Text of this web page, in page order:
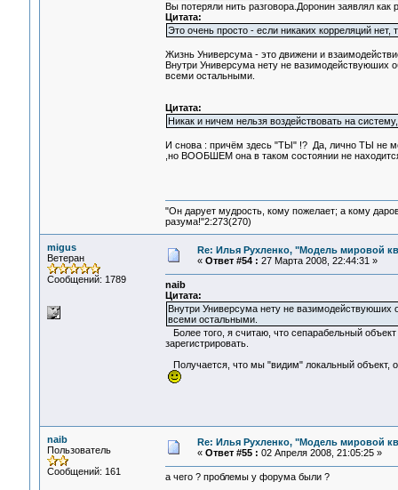
Вы потеряли нить разговора.Доронин заявлял
Цитата:
Это очень просто - если никаких корреляций
Жизнь Универсума - это движени и
Внутри Универсума нету не вазимодействуюших
всеми остальными.
Цитата:
Никак и ничем нельзя воздействовать на
И снова : причём здесь "ТЫ" !? Да, лично ТЫ не
,но ВООБШЕМ она в таком состоянии не
"Он дарует мудрость, кому пожелает; а кому
разума!"2:273(270)
migus
Ветеран
Сообщений: 1789
Re: Илья Рухленко, "Модель мировой
« Ответ #54 : 27 Марта 2008, 22:44:31 »
naib
Цитата:
Внутри Универсума нету не вазимодействуюших
всеми остальными.
Более того, я считаю, что сепарабельный
зарегистрировать.
Получается, что мы "видим" локальный объект,
naib
Пользователь
Сообщений: 161
Re: Илья Рухленко, "Модель мировой
« Ответ #55 : 02 Апреля 2008, 21:05:25 »
а чего ? проблемы у форума были ?